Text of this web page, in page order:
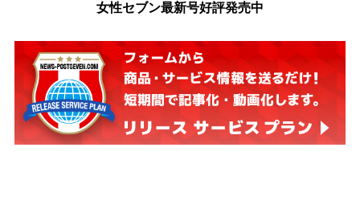
女性セブン最新号好評発売中